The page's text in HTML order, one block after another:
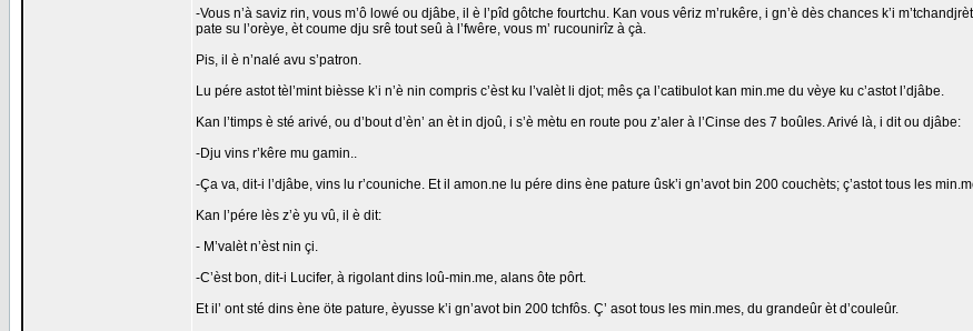
-Vous n’à saviz rin, vous m’ô lowé ou djâbe, il è l’pîd gôtche fourtchu. Kan vous vêriz m’rukêre, i gn’è dès chances k’i
pate su l’orèye, èt coume dju srê tout seû à l’fwêre, vous m’ rucounirîz à çà.
Pis, il è n’nalé avu s’patron.
Lu pére astot tèl’mint bièsse k’i n’è nin compris c’èst ku l’valèt li djot; mês ça l’catibulot kan min.me du vèye ku c’astot l’djâbe.
Kan l’timps è sté arivé, ou d’bout d’èn’ an èt in djoû, i s’è mètu en route pou z’aler à l’Cinse des 7 boûles. Arivé là, i dit ou djâbe:
-Dju vins r’kêre mu gamin..
-Ça va, dit-i l’djâbe, vins lu r’couniche. Et il amon.ne lu pére dins ène pature ûsk’i gn’avot bin 200 couchèts; ç’astot tous les
Kan l’pére lès z’è yu vû, il è dit:
- M’valèt n’èst nin çi.
-C’èst bon, dit-i Lucifer, à rigolant dins loû-min.me, alans ôte pôrt.
Et il’ ont sté dins ène öte pature, èyusse k’i gn’avot bin 200 tchfôs. Ç’ asot tous les min.mes, du grandeûr èt d’couleûr.